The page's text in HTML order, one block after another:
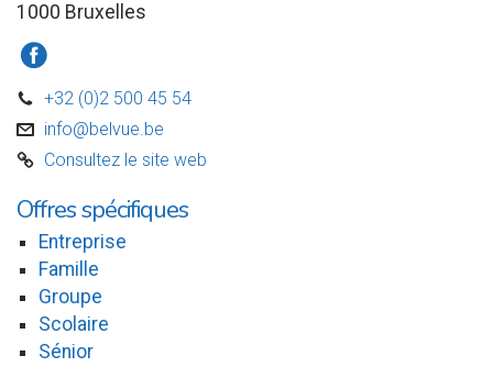
1000 Bruxelles
a
D +32 (0)2 500 45 54
v info@belvue.be
C Consultez le site web
Offres spécifiques
Entreprise
Famille
Groupe
Scolaire
Sénior